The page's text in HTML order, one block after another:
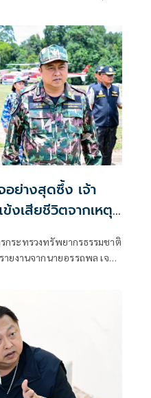
อมควบคู่กับการพัฒนา
งยืน
อย่างสุดซึ้ง เจ้า
งเสียชีวิตจากเหตุ
ครอบครัวเต็มที่
ความปลอดภัยเจ้า
กระทรวงทรัพยากรธรรมชาติ
ยงานจากนายอรรถพล เจริญ
าร สังกัดเขตรักษาพันธุ์สัตว์
สัตว์ป่าทำร้าย ระหว่างปฏิบัติ